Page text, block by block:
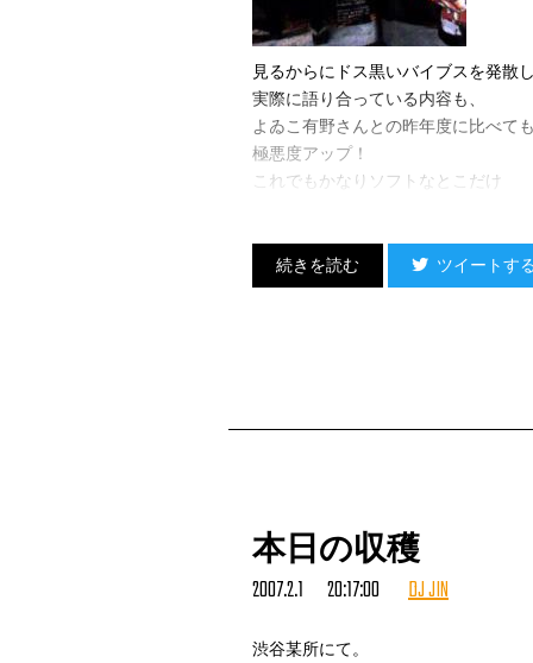
見るからにドス黒いバイブスを発散
実際に語り合っている内容も、
よゐこ有野さんとの昨年度に比べて
極悪度アップ！
これでもかなりソフトなとこだけ
着物はね、正直ちょっと似合うと思
ツイートする
本日の収穫
2007.2.1 20:17:00 DJ JIN
渋谷某所にて。